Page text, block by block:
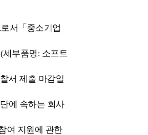
서「중소기업
세부품명: 소프트
서 제출 마감일
에 속하는 회사
여 지원에 관한